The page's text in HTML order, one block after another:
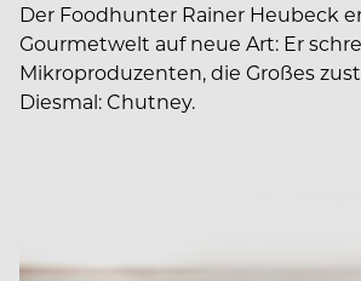
Der Foodhunter Rainer Heubeck
Gourmetwelt auf neue Art: Er
Mikroproduzenten, die Großes
Diesmal: Chutney.